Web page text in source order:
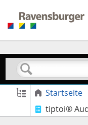
Suchen
Globale
Startseite
tiptoi®